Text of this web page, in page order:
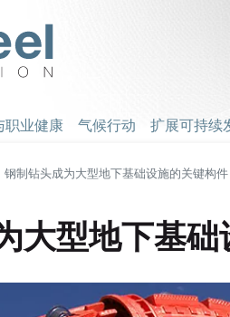
职业健康 气候行动 扩展可持续
钢制钻头成为大型地下基础设施的关键构件
大型地下基